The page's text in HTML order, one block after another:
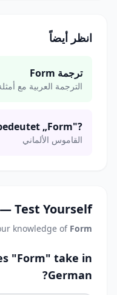
انظر أيضاً
ترجمة Form
الترجمة العربية مع
„Form"?
القاموس الألماني
Test Yourself
knowledge of Form
"Form" take in
German?